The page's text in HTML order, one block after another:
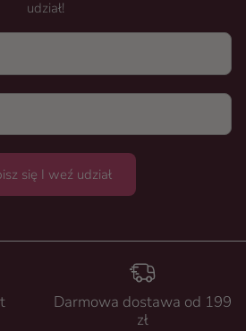
udział!
się I weź udział
Darmowa dostawa od 199
zł